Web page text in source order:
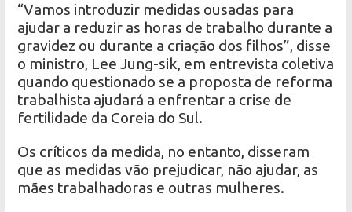
“Vamos introduzir medidas ousadas para
ajudar a reduzir as horas de trabalho durante a
gravidez ou durante a criação dos filhos”, disse
o ministro, Lee Jung-sik, em entrevista coletiva
quando questionado se a proposta de reforma
trabalhista ajudará a enfrentar a crise de
fertilidade da Coreia do Sul.
Os críticos da medida, no entanto, disseram
que as medidas vão prejudicar, não ajudar, as
mães trabalhadoras e outras mulheres.